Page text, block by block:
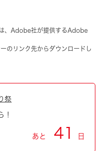
、Adobe社が提供するAdobe
のリンク先からダウンロードし
祭
！
あと 41 日